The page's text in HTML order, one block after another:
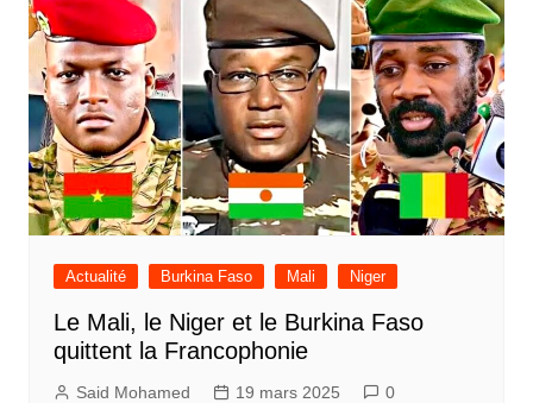
Actualité Burkina Faso Mali Niger
Le Mali, le Niger et le Burkina Faso
quittent la Francophonie
Said Mohamed 19 mars 2025 0